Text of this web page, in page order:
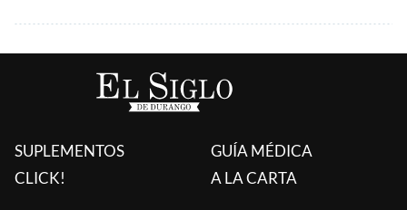
SUPLEMENTOS
CLICK!
GUÍA MÉDICA
A LA CARTA